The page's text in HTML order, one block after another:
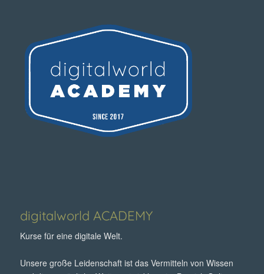
digitalworld ACADEMY
Kurse für eine digitale Welt.
Unsere große Leidenschaft ist das Vermitteln von Wissen